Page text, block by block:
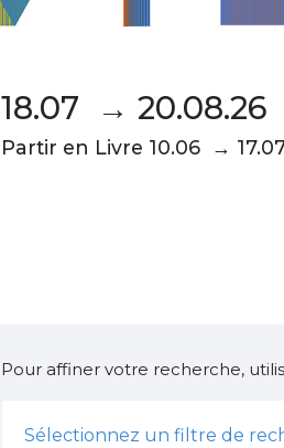
18.07 → 20.08.26
Partir en Livre 10.06 →
Pour affiner votre recherche,
Sélectionnez un filtre de